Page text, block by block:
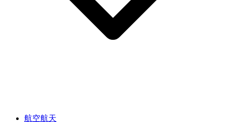
航空航天